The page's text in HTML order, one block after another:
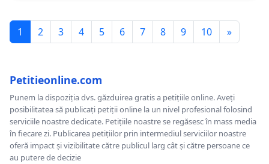
1 2 3 4 5 6 7 8 9 10 »
Petitieonline.com
Punem la dispoziția dvs. găzduirea gratis a petițiile online. Aveți
posibilitatea să publicați petiții online la un nivel profesional folosind
serviciile noastre dedicate. Petițiile noastre se regăsesc în mass media
în fiecare zi. Publicarea petițiilor prin intermediul serviciilor noastre
oferă impact și vizibilitate către publicul larg cât și către persoane ce
au putere de decizie